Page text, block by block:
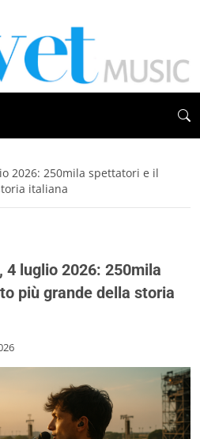
2026: 250mila spettatori e il
italiana
4 luglio 2026: 250mila
più grande della storia